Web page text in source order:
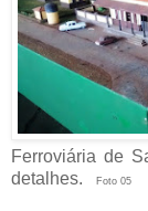
Ferroviária de
detalhes.
Foto 05